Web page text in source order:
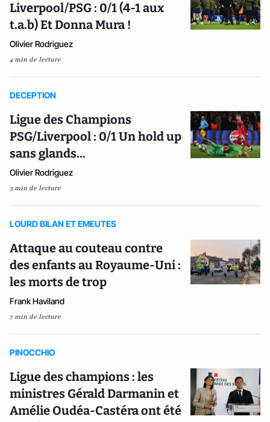
Liverpool/PSG : 0/1 (4-1 aux
t.a.b) Et Donna Mura !
Olivier Rodriguez
4 min de lecture
DECEPTION
Ligue des Champions
PSG/Liverpool : 0/1 Un hold up
sans glands...
Olivier Rodriguez
3 min de lecture
LOURD BILAN ET EMEUTES
Attaque au couteau contre
des enfants au Royaume-Uni :
les morts de trop
Frank Haviland
7 min de lecture
PINOCCHIO
Ligue des champions : les
ministres Gérald Darmanin et
Amélie Oudéa-Castéra ont été